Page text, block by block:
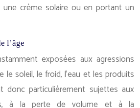
crème solaire ou en portant un
l’âge
exposées aux agressions
le soleil, le froid, l’eau et les produits
donc particulièrement sujettes aux
à la perte de volume et à la